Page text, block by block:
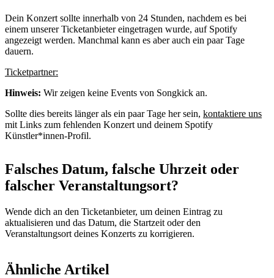
Dein Konzert sollte innerhalb von 24 Stunden, nachdem es bei
einem unserer Ticketanbieter eingetragen wurde, auf Spotify
angezeigt werden. Manchmal kann es aber auch ein paar Tage
dauern.
Ticketpartner:
Hinweis: Wir zeigen keine Events von Songkick an.
Sollte dies bereits länger als ein paar Tage her sein, kontaktiere uns
mit Links zum fehlenden Konzert und deinem Spotify
Künstler*innen-Profil.
Falsches Datum, falsche Uhrzeit oder
falscher Veranstaltungsort?
Wende dich an den Ticketanbieter, um deinen Eintrag zu
aktualisieren und das Datum, die Startzeit oder den
Veranstaltungsort deines Konzerts zu korrigieren.
Ähnliche Artikel